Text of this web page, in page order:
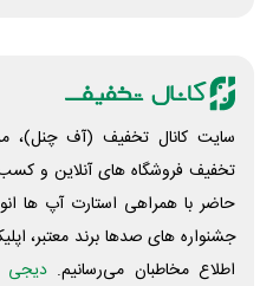
سایت کانال تخفیف (آف چنل)،
تخفیف فروشگاه های آنلاین و
حاضر با همراهی استارت آپ ها
جشنواره های صدها برند معتبر،
اطلاع مخاطبان می‌رسانیم. دیجی